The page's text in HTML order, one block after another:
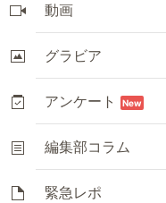
動画
グラビア
アンケート New
編集部コラム
緊急レポ